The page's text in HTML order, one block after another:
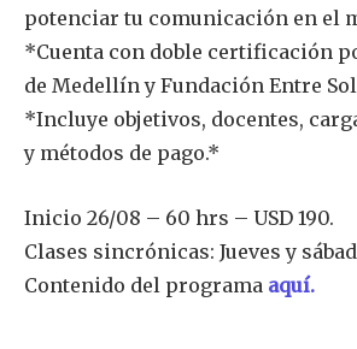
potenciar tu comunicación en el
*Cuenta con doble certificación
de Medellín y Fundación Entre
*Incluye objetivos, docentes,
y métodos de pago.*
Inicio 26/08 – 60 hrs – USD 190.
Clases sincrónicas: Jueves y
Contenido del programa aquí.